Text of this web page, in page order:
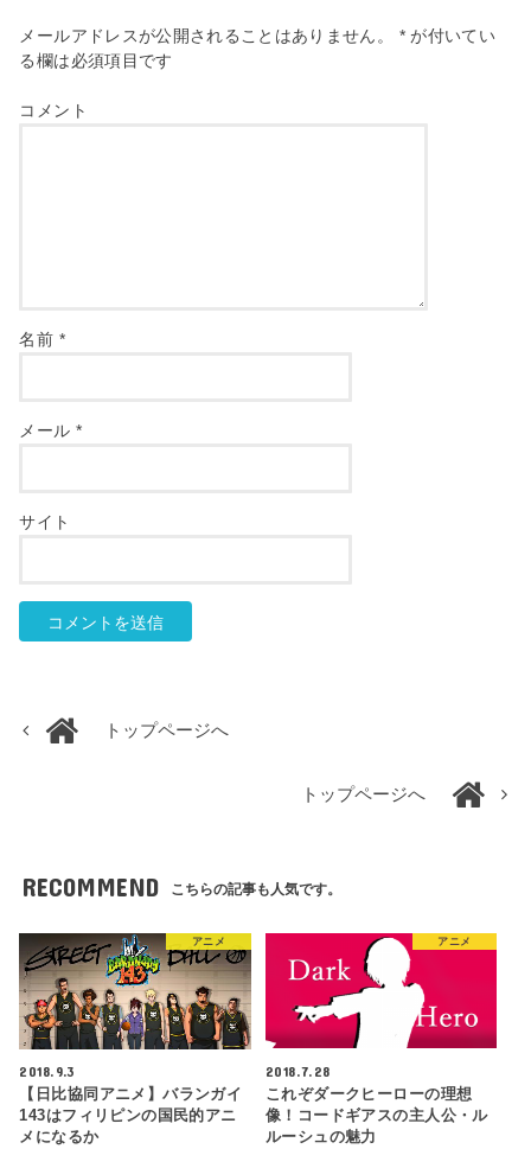
メールアドレスが公開されることはありません。 *が付いてい
る欄は必須項目です
コメント
名前 *
メール *
サイト
トップページへ
トップページへ
RECOMMEND こちらの記事も人気です。
アニメ
2018.9.3
【日比協同アニメ】バランガイ
143はフィリピンの国民的アニ
メになるか
アニメ
2018.7.28
これぞダークヒーローの理想
像！コードギアスの主人公・ル
ルーシュの魅力